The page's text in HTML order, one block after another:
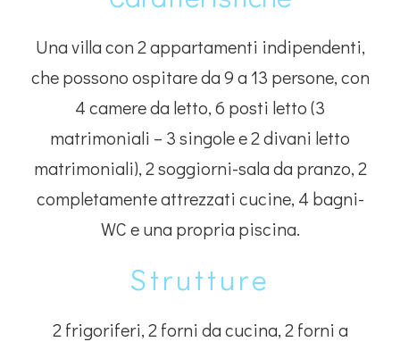
Una villa con 2 appartamenti indipendenti,
che possono ospitare da 9 a 13 persone, con
4 camere da letto, 6 posti letto (3
matrimoniali – 3 singole e 2 divani letto
matrimoniali), 2 soggiorni-sala da pranzo, 2
completamente attrezzati cucine, 4 bagni-
WC e una propria piscina.
Strutture
2 frigoriferi, 2 forni da cucina, 2 forni a